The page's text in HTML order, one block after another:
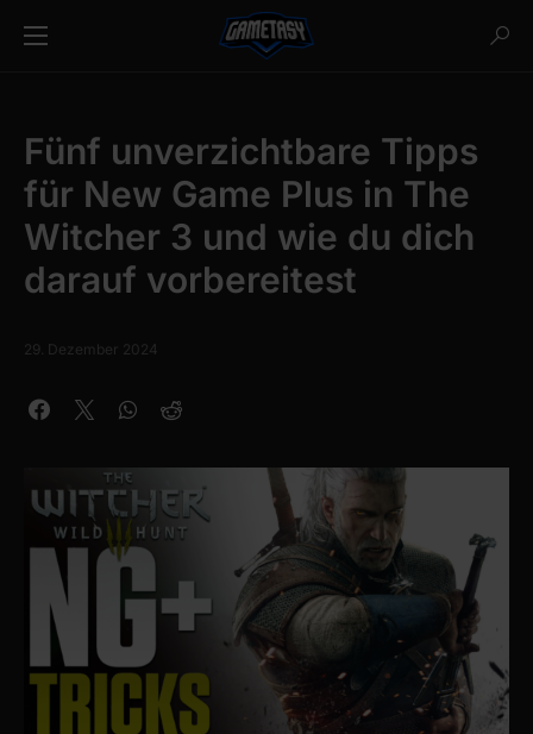
Fünf unverzichtbare Tipps
für New Game Plus in The
Witcher 3 und wie du dich
darauf vorbereitest
29. Dezember 2024